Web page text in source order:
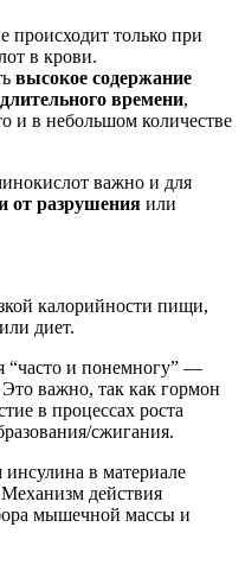
только при
в крови.
высокое содержание
времени,
и в небольшом количестве
важно и для
от разрушения или
калорийности пищи,
диет.
“часто и понемногу” —
Это важно, так как гормон
в процессах роста
сжигания.
в материале
действия
мышечной массы и